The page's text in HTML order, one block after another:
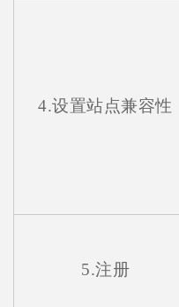
4.设置站点兼容性
5.注册